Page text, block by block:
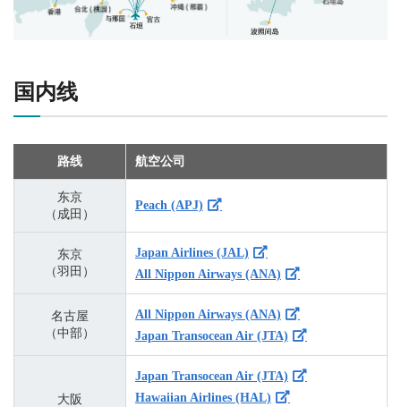
国内线
路线 航空公司
东京
（成田）
Peach (APJ)
东京
（羽田）
Japan Airlines (JAL)
All Nippon Airways (ANA)
名古屋
（中部）
All Nippon Airways (ANA)
Japan Transocean Air (JTA)
大阪
Japan Transocean Air (JTA)
Hawaiian Airlines (HAL)